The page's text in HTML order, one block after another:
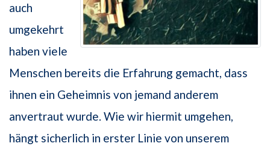
auch
umgekehrt
haben viele
Menschen bereits die Erfahrung gemacht, dass
ihnen ein Geheimnis von jemand anderem
anvertraut wurde. Wie wir hiermit umgehen,
hängt sicherlich in erster Linie von unserem